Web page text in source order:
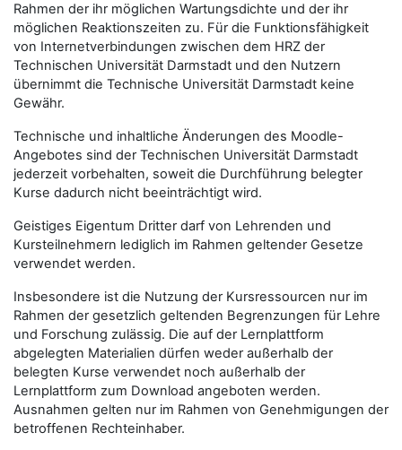
Rahmen der ihr möglichen Wartungsdichte und der ihr
möglichen Reaktionszeiten zu. Für die Funktionsfähigkeit
von Internetverbindungen zwischen dem HRZ der
Technischen Universität Darmstadt und den Nutzern
übernimmt die Technische Universität Darmstadt keine
Gewähr.
Technische und inhaltliche Änderungen des Moodle-
Angebotes sind der Technischen Universität Darmstadt
jederzeit vorbehalten, soweit die Durchführung belegter
Kurse dadurch nicht beeinträchtigt wird.
Geistiges Eigentum Dritter darf von Lehrenden und
Kursteilnehmern lediglich im Rahmen geltender Gesetze
verwendet werden.
Insbesondere ist die Nutzung der Kursressourcen nur im
Rahmen der gesetzlich geltenden Begrenzungen für Lehre
und Forschung zulässig. Die auf der Lernplattform
abgelegten Materialien dürfen weder außerhalb der
belegten Kurse verwendet noch außerhalb der
Lernplattform zum Download angeboten werden.
Ausnahmen gelten nur im Rahmen von Genehmigungen der
betroffenen Rechteinhaber.